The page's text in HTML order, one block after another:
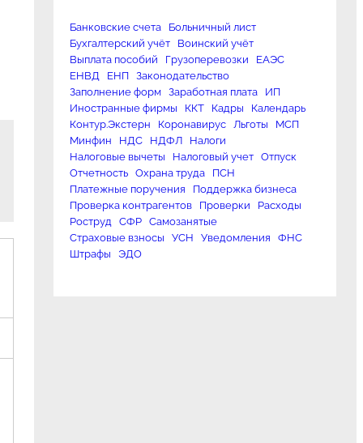
Банковские счета
Больничный лист
Бухгалтерский учёт
Воинский учёт
Выплата пособий
Грузоперевозки
ЕАЭС
ЕНВД
ЕНП
Законодательство
Заполнение форм
Заработная плата
ИП
Иностранные фирмы
ККТ Кадры
Календарь
Контур.Экстерн
Коронавирус Льготы
МСП
Минфин
НДС НДФЛ
Налоги
Налоговые вычеты
Налоговый учет
Отпуск
Отчетность
Охрана труда
ПСН
Платежные поручения
Поддержка бизнеса
Проверка контрагентов
Проверки
Расходы
Роструд
СФР
Самозанятые
Страховые взносы
УСН Уведомления
ФНС
Штрафы
ЭДО